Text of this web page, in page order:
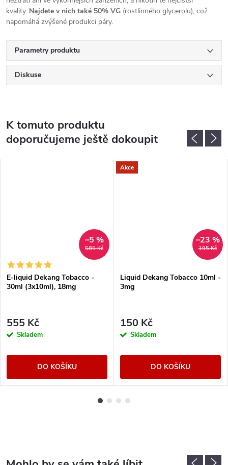
kvality. Najdete v nich také 50% VG (rostlinného glycerolu), což
napomáhá zvýšené produkci páry.
Parametry produktu
Diskuse
K tomuto produktu
doporučujeme ještě dokoupit
585 Kč
–5 %
E-liquid Dekang Tobacco -
30ml (3x10ml), 18mg
555 Kč
Skladem
DO KOŠÍKU
Akce
195 Kč
–23 %
Liquid Dekang Tobacco 10ml -
3mg
150 Kč
Skladem
DO KOŠÍKU